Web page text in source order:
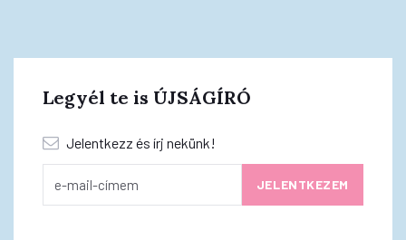
Legyél te is ÚJSÁGÍRÓ
Jelentkezz és írj nekünk!